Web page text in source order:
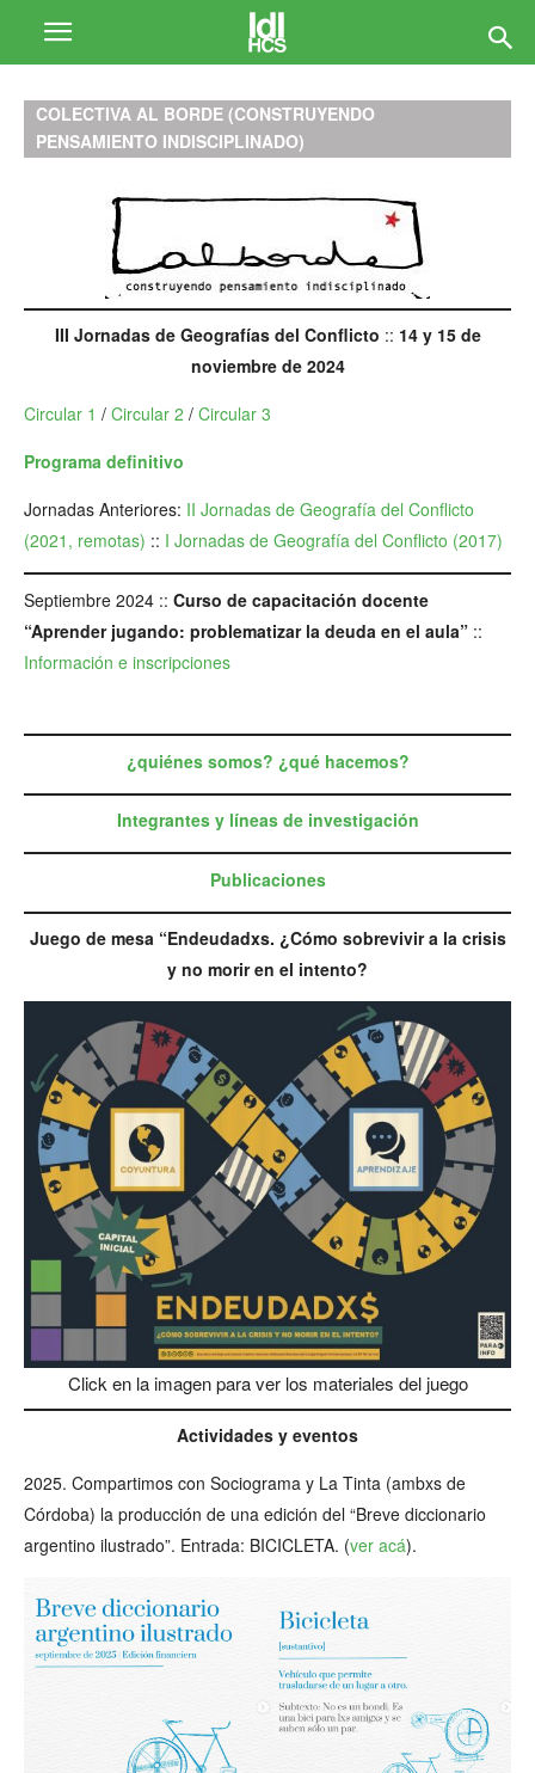
COLECTIVA AL BORDE (CONSTRUYENDO
PENSAMIENTO INDISCIPLINADO)
III Jornadas de Geografías del Conflicto :: 14 y 15 de
noviembre de 2024
Circular 1 / Circular 2 / Circular 3
Programa definitivo
Jornadas Anteriores: II Jornadas de Geografía del Conflicto
(2021, remotas) :: I Jornadas de Geografía del Conflicto (2017)
Septiembre 2024 :: Curso de capacitación docente
“Aprender jugando: problematizar la deuda en el aula” ::
Información e inscripciones
¿quiénes somos? ¿qué hacemos?
Integrantes y líneas de investigación
Publicaciones
Juego de mesa “Endeudadxs. ¿Cómo sobrevivir a la crisis
y no morir en el intento?
Click en la imagen para ver los materiales del juego
Actividades y eventos
2025. Compartimos con Sociograma y La Tinta (ambxs de
Córdoba) la producción de una edición del “Breve diccionario
argentino ilustrado”. Entrada: BICICLETA. (ver acá).